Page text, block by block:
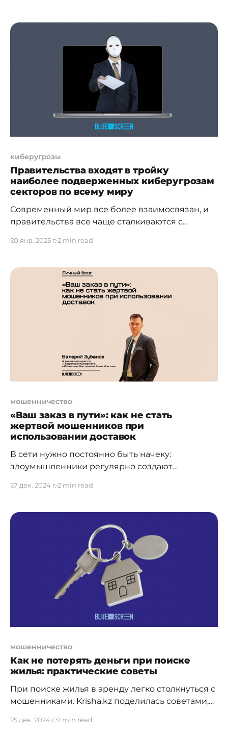
течение года вкладчиков банков интересовали,
в основном, общие вопросы гарантии по
гарантируются законодательством?
Казахстанский фонд гарантирования
киберугрозы
Правительства входят в тройку
наиболее подверженных киберугрозам
секторов по всему миру
Современный мир все более взаимосвязан, и
правительства все чаще сталкиваются с
от киберпреступников, так и от других
инфраструктуры и конфиденциальных данных
первоочередной задачей. По данным Microsoft
Entra, ежедневно фиксируется более 600
миллионов атак на учетные записи, из которых
20 янв. 2025 г.2 min read
мошенничество
«Ваш заказ в пути»: как не стать
жертвой мошенников при
использовании доставок
В сети нужно постоянно быть начеку:
злоумышленники регулярно создают
данные и деньги пользователей. Недавно
обнаружили новую схему: мошенники
предлагают купить товары в оптовых магазинах
по привлекательным ценам, а чтобы
отслеживать посылку, нужно скачать мобильное
приложение. В результате на смартфон
попадает зловред — банковский
27 дек. 2024 г.2 min read
мошенничество
Как не потерять деньги при поиске
жилья: практические советы
При поиске жилья в аренду легко столкнуться с
мошенниками. Krisha.kz поделилась советами,
задаток — это зона риска? Задаток, который вы
25 дек. 2024 г.2 min read